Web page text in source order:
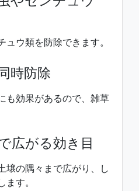
ウ類を防除できます。
時防除
も効果があるので、雑草
広がる効き目
壌の隅々まで広がり、し
す。